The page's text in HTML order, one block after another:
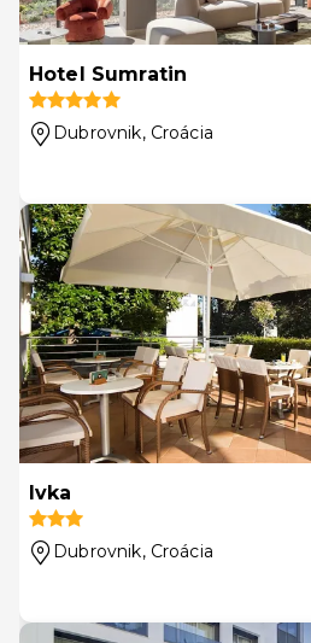
Hotel Sumratin
Dubrovnik, Croácia
Ivka
Dubrovnik, Croácia